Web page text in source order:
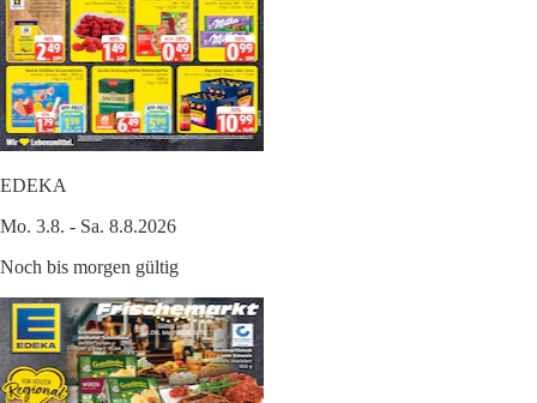
EDEKA
Mo. 3.8. - Sa. 8.8.2026
Noch bis morgen gültig